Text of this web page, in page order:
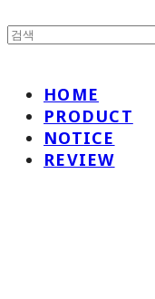
HOME
PRODUCT
NOTICE
REVIEW